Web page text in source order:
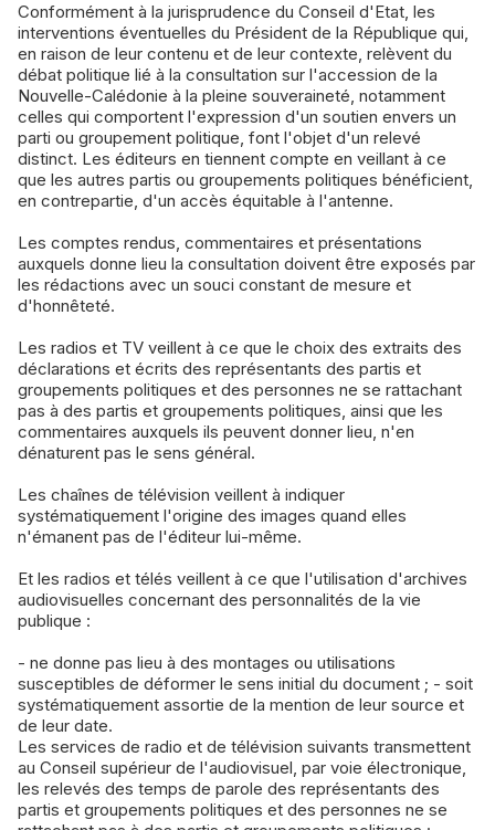
Conformément à la jurisprudence du Conseil d'Etat, les
interventions éventuelles du Président de la République qui,
en raison de leur contenu et de leur contexte, relèvent du
débat politique lié à la consultation sur l'accession de la
Nouvelle-Calédonie à la pleine souveraineté, notamment
celles qui comportent l'expression d'un soutien envers un
parti ou groupement politique, font l'objet d'un relevé
distinct. Les éditeurs en tiennent compte en veillant à ce
que les autres partis ou groupements politiques bénéficient,
en contrepartie, d'un accès équitable à l'antenne.
Les comptes rendus, commentaires et présentations
auxquels donne lieu la consultation doivent être exposés par
les rédactions avec un souci constant de mesure et
d'honnêteté.
Les radios et TV veillent à ce que le choix des extraits des
déclarations et écrits des représentants des partis et
groupements politiques et des personnes ne se rattachant
pas à des partis et groupements politiques, ainsi que les
commentaires auxquels ils peuvent donner lieu, n'en
dénaturent pas le sens général.
Les chaînes de télévision veillent à indiquer
systématiquement l'origine des images quand elles
n'émanent pas de l'éditeur lui-même.
Et les radios et télés veillent à ce que l'utilisation d'archives
audiovisuelles concernant des personnalités de la vie
publique :
- ne donne pas lieu à des montages ou utilisations
susceptibles de déformer le sens initial du document ; - soit
systématiquement assortie de la mention de leur source et
de leur date.
Les services de radio et de télévision suivants transmettent
au Conseil supérieur de l'audiovisuel, par voie électronique,
les relevés des temps de parole des représentants des
partis et groupements politiques et des personnes ne se